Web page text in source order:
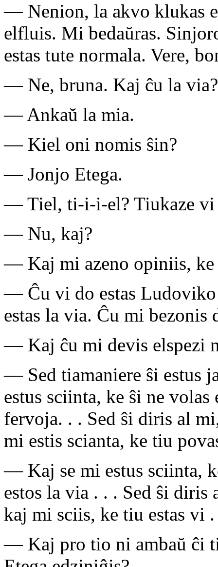
— Nenion, la akvo klukas
elfluis. Mi bedaŭras.
estas tute normala. Vere,
— Ne, bruna. Kaj ĉu la via?
— Ankaŭ la mia.
— Kiel oni nomis ŝin?
— Jonjo Etega.
— Tiel, ti-i-i-el? Tiukaze vi
— Nu, kaj?
— Kaj mi azeno opiniis,
— Ĉu vi do estas
estas la via. Ĉu mi
— Kaj ĉu mi devis elspezi
— Sed tiamaniere ŝi estus
estus sciinta, ke ŝi ne
fervoja. . . Sed ŝi diris al
mi estis scianta, ke tiu
— Kaj se mi estus sciinta,
estos la via . . . Sed ŝi
kaj mi sciis, ke tiu estas vi
— Kaj pro tio ni ambaŭ ĉi